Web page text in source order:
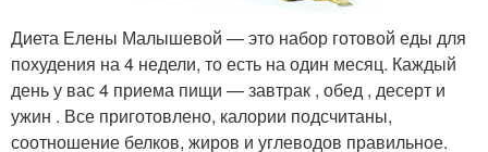
Диета Елены Малышевой — это набор готовой еды для
похудения на 4 недели, то есть на один месяц. Каждый
день у вас 4 приема пищи — завтрак , обед , десерт и
ужин . Все приготовлено, калории подсчитаны,
соотношение белков, жиров и углеводов правильное.